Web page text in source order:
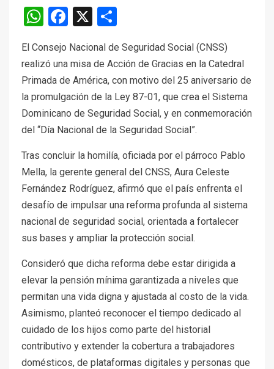
WhatsApp
Facebook
X
El Consejo Nacional de Seguridad Social (CNSS)
realizó una misa de Acción de Gracias en la Catedral
Primada de América, con motivo del 25 aniversario de
la promulgación de la Ley 87-01, que crea el Sistema
Dominicano de Seguridad Social, y en conmemoración
del “Día Nacional de la Seguridad Social”.
Tras concluir la homilía, oficiada por el párroco Pablo
Mella, la gerente general del CNSS, Aura Celeste
Fernández Rodríguez, afirmó que el país enfrenta el
desafío de impulsar una reforma profunda al sistema
nacional de seguridad social, orientada a fortalecer
sus bases y ampliar la protección social.
Consideró que dicha reforma debe estar dirigida a
elevar la pensión mínima garantizada a niveles que
permitan una vida digna y ajustada al costo de la vida.
Asimismo, planteó reconocer el tiempo dedicado al
cuidado de los hijos como parte del historial
contributivo y extender la cobertura a trabajadores
domésticos, de plataformas digitales y personas que